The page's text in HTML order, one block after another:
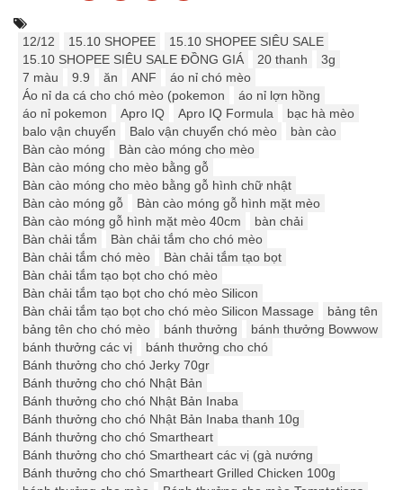
12/12 15.10 SHOPEE
15.10 SHOPEE SIÊU SALE
15.10 SHOPEE SIÊU SALE ĐỒNG GIÁ
20 thanh
3g
7 màu
9.9 ăn ANF
áo nỉ chó mèo
Áo nỉ da cá cho chó mèo (pokemon
áo nỉ lợn hồng
áo nỉ pokemon
Apro IQ Apro IQ Formula
bạc hà mèo
balo vận chuyển
Balo vận chuyển chó mèo
bàn cào
Bàn cào móng
Bàn cào móng cho mèo
Bàn cào móng cho mèo bằng gỗ
Bàn cào móng cho mèo bằng gỗ hình chữ nhật
Bàn cào móng gỗ
Bàn cào móng gỗ hình mặt mèo
Bàn cào móng gỗ hình mặt mèo 40cm
bàn chải
Bàn chải tắm
Bàn chải tắm cho chó mèo
Bàn chải tắm chó mèo
Bàn chải tắm tạo bọt
Bàn chải tắm tạo bọt cho chó mèo
Bàn chải tắm tạo bọt cho chó mèo Silicon
Bàn chải tắm tạo bọt cho chó mèo Silicon Massage
bảng tên
bảng tên cho chó mèo
bánh thưởng
bánh thưởng Bowwow
bánh thưởng các vị
bánh thưởng cho chó
Bánh thưởng cho chó Jerky 70gr
Bánh thưởng cho chó Nhật Bản
Bánh thưởng cho chó Nhật Bản Inaba
Bánh thưởng cho chó Nhật Bản Inaba thanh 10g
Bánh thưởng cho chó Smartheart
Bánh thưởng cho chó Smartheart các vị (gà nướng
Bánh thưởng cho chó Smartheart Grilled Chicken 100g